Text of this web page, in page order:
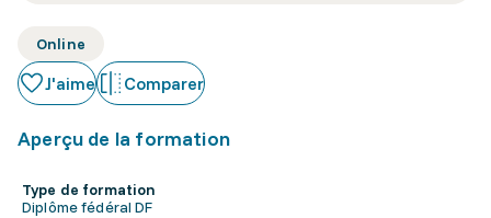
Online
J'aime Comparer
Aperçu de la formation
Type de formation
Diplôme fédéral DF